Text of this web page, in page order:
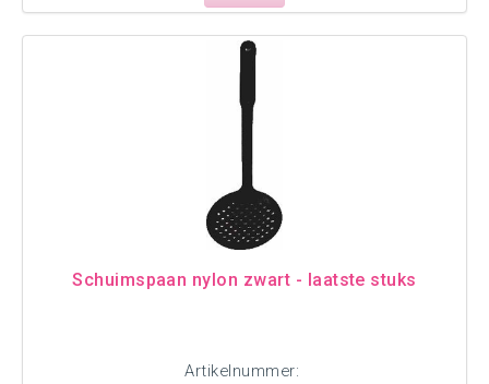
Schuimspaan nylon zwart - laatste stuks
Artikelnummer: